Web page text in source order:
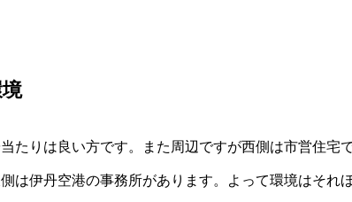
たりは良い方です。また周辺ですが西側は市営住宅
は伊丹空港の事務所があります。よって環境はそれ